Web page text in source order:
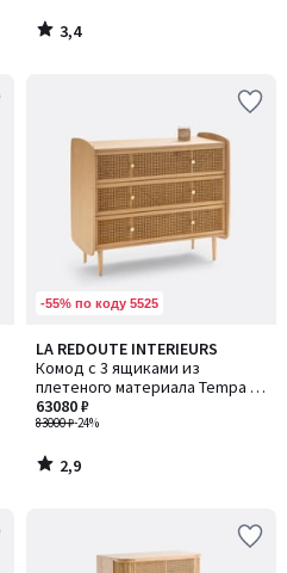
3,4
/
-55% по коду 5525
LA REDOUTE INTERIEURS
Комод с 3 ящиками из
плетеного материала Tempa /
Темпа
83000 ₽-24%
63080 ₽
2,9
/ 5
2,9
/